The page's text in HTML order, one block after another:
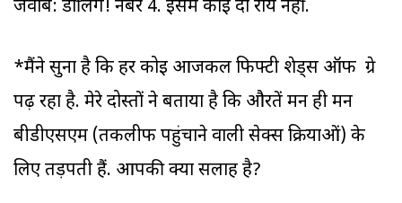
जवाब: डार्लिंग! नंबर 4. इसमें कोई दो राय नहीं.
*मैंने सुना है कि हर कोई आजकल फिफ्टी शेड्स ऑफ ग्रे
पढ़ रहा है. मेरे दोस्तों ने बताया है कि औरतें मन ही मन
बीडीएसएम (तकलीफ पहुंचाने वाली सेक्स क्रियाओं) के
लिए तड़पती हैं. आपकी क्या सलाह है?